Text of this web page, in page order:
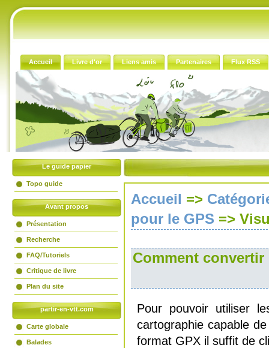
Accueil Livre d'or Liens amis Partenaires Flux RSS
Le guide papier
Topo guide
Avant propos
Présentation
Recherche
FAQ/Tutoriels
Critique de livre
Plan du site
partir-en-vtt.com
Carte globale
Balades
Accueil =>
pour le GPS =>
Comment
Pour pouvoir utiliser
cartographie capable
format GPX il suffit de